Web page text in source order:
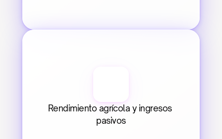
Rendimiento agrícola y ingresos
pasivos